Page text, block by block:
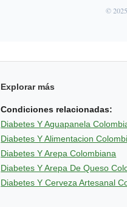
©
Explorar más
Condiciones relacionadas:
Diabetes Y Aguapanela
Diabetes Y Alimentacion
Diabetes Y Arepa Colombiana
Diabetes Y Arepa De Queso
Diabetes Y Cerveza Artesanal